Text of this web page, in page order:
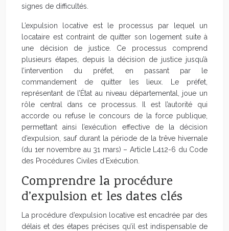
signes de difficultés.
L’expulsion locative est le processus par lequel un
locataire est contraint de quitter son logement suite à
une décision de justice. Ce processus comprend
plusieurs étapes, depuis la décision de justice jusqu’à
l’intervention du préfet, en passant par le
commandement de quitter les lieux. Le préfet,
représentant de l’État au niveau départemental, joue un
rôle central dans ce processus. Il est l’autorité qui
accorde ou refuse le concours de la force publique,
permettant ainsi l’exécution effective de la décision
d’expulsion, sauf durant la période de la trêve hivernale
(du 1er novembre au 31 mars) – Article L412-6 du Code
des Procédures Civiles d’Exécution.
Comprendre la procédure
d’expulsion et les dates clés
La procédure d’expulsion locative est encadrée par des
délais et des étapes précises qu’il est indispensable de